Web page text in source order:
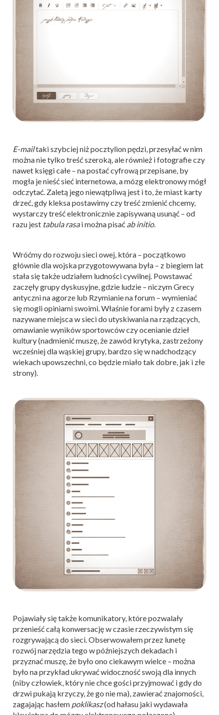
E-mailtaki szybciej niż pocztylion pędzi, przesyłać w nim
można nie tylko treść szeroką, ale również i fotografie czy
nawet księgi całe – na postać cyfrową przepisane, by
mogła je nieść sieć internetowa, a mózg elektronowy mógł
odczytać. Zaletą jego niewątpliwą jest i to, że miast karty
drzeć, gdy kleksa postawimy czy treść zmienić chcemy,
wystarczy treść elektronicznie zapisywaną usunąć – od
razu jest tabula rasai można pisać ab initio.
Wróćmy do rozwoju sieci owej, która – początkowo
głównie dla wojska przygotowywana była – z biegiem lat
stała się także udziałem ludności cywilnej. Powstawać
zaczęły grupy dyskusyjne, gdzie ludzie – niczym Grecy
antyczni na agorze lub Rzymianie na forum – wymieniać
się mogli opiniami swoimi. Właśnie forami były z czasem
nazywane miejsca w sieci do utyskiwania na rządzących,
omawianie wyników sportowców czy ocenianie dzieł
kultury (nadmienić muszę, że zawód krytyka, zastrzeżony
wcześniej dla wąskiej grupy, bardzo się w nadchodzący
wiekach upowszechni, co będzie miało tak dobre, jak i złe
strony).
Pojawiały się także komunikatory, które pozwalały
przenieść całą konwersację w czasie rzeczywistym się
rozgrywającą do sieci. Obserwowałem przez lunetę
rozwój narzędzia tego w późniejszych dekadach i
przyznać muszę, że było ono ciekawym wielce – można
było na przykład ukrywać widoczność swoją dla innych
(niby człowiek, który nie chce gości przyjmować i gdy do
drzwi pukają krzyczy, że go nie ma), zawierać znajomości,
zagajając hasłem poklikasz(od hałasu jaki wydawała